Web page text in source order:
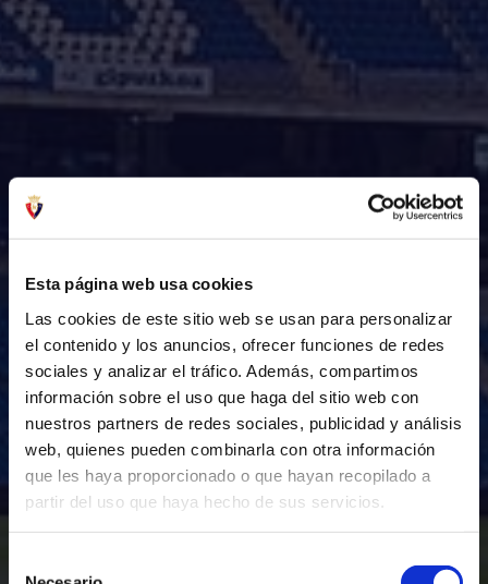
Esta página web usa cookies
Las cookies de este sitio web se usan para personalizar
el contenido y los anuncios, ofrecer funciones de redes
sociales y analizar el tráfico. Además, compartimos
información sobre el uso que haga del sitio web con
nuestros partners de redes sociales, publicidad y análisis
web, quienes pueden combinarla con otra información
que les haya proporcionado o que hayan recopilado a
partir del uso que haya hecho de sus servicios.